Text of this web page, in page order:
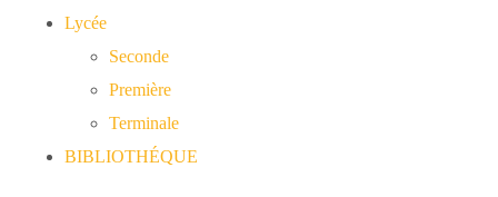
Lycée
Seconde
Première
Terminale
BIBLIOTHÉQUE